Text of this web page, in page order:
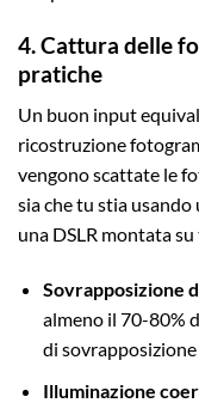
4. Cattura delle
pratiche
Un buon input
ricostruzione
vengono scattate le
sia che tu stia
una DSLR montata
Sovrapposizione
almeno il 70-80%
di
Illuminazione